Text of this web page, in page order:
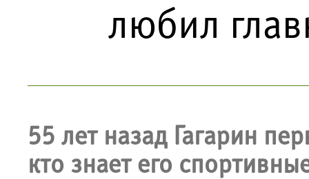
любил
55 лет назад Гагарин
кто знает его